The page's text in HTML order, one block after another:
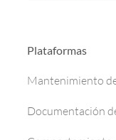
Plataformas
Mantenimiento
Documentación